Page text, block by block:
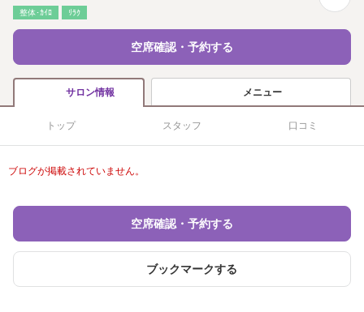
整体･ｶｲﾛ ﾘﾗｸ
空席確認・予約する
サロン情報 メニュー
トップ スタッフ 口コミ
ブログが掲載されていません。
空席確認・予約する
ブックマークする